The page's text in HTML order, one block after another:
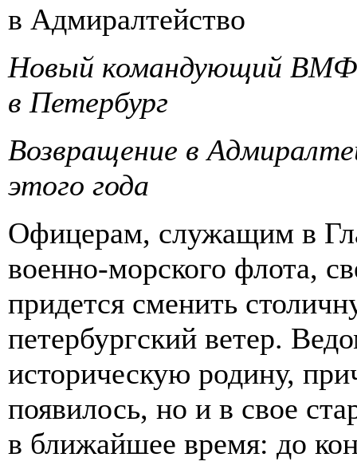
Новый командующий ВМФ
в Петербург
Возвращение в
этого года
Офицерам, служащим в
военно-морского флота,
придется сменить
петербургский ветер.
историческую родину,
появилось, но и в свое
в ближайшее время: до